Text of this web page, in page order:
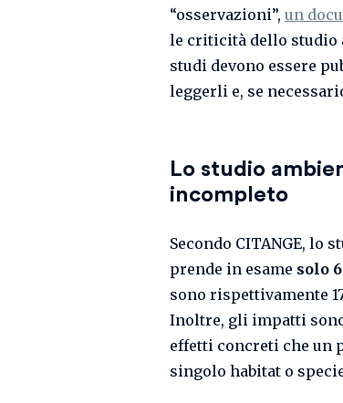
“osservazioni”, un
le criticità dello studio
studi devono essere
leggerli e, se
Lo studio
incompleto
Secondo CITANGE, lo
prende in esame solo
sono rispettivamente
Inoltre, gli impatti
effetti concreti che un
singolo habitat o